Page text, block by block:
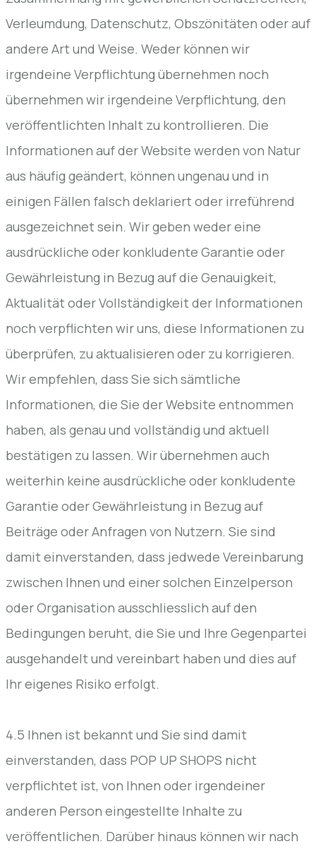
Verleumdung, Datenschutz, Obszönitäten oder auf
andere Art und Weise. Weder können wir
irgendeine Verpflichtung übernehmen noch
übernehmen wir irgendeine Verpflichtung, den
veröffentlichten Inhalt zu kontrollieren. Die
Informationen auf der Website werden von Natur
aus häufig geändert, können ungenau und in
einigen Fällen falsch deklariert oder irreführend
ausgezeichnet sein. Wir geben weder eine
ausdrückliche oder konkludente Garantie oder
Gewährleistung in Bezug auf die Genauigkeit,
Aktualität oder Vollständigkeit der Informationen
noch verpflichten wir uns, diese Informationen zu
überprüfen, zu aktualisieren oder zu korrigieren.
Wir empfehlen, dass Sie sich sämtliche
Informationen, die Sie der Website entnommen
haben, als genau und vollständig und aktuell
bestätigen zu lassen. Wir übernehmen auch
weiterhin keine ausdrückliche oder konkludente
Garantie oder Gewährleistung in Bezug auf
Beiträge oder Anfragen von Nutzern. Sie sind
damit einverstanden, dass jedwede Vereinbarung
zwischen Ihnen und einer solchen Einzelperson
oder Organisation ausschliesslich auf den
Bedingungen beruht, die Sie und Ihre Gegenpartei
ausgehandelt und vereinbart haben und dies auf
Ihr eigenes Risiko erfolgt.
4.5 Ihnen ist bekannt und Sie sind damit
einverstanden, dass POP UP SHOPS nicht
verpflichtet ist, von Ihnen oder irgendeiner
anderen Person eingestellte Inhalte zu
veröffentlichen. Darüber hinaus können wir nach